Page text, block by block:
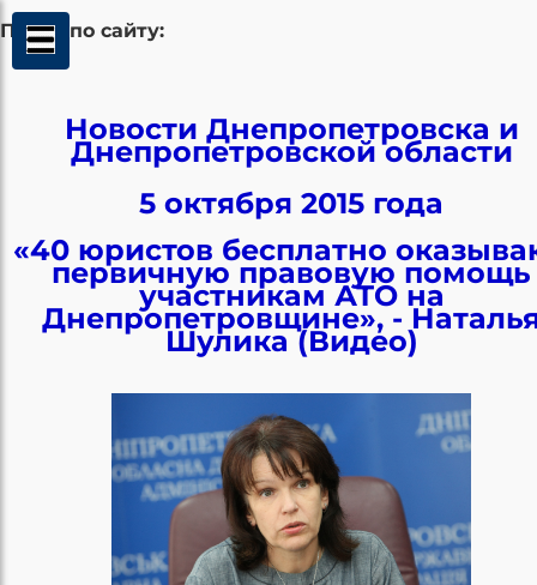
Поиск по сайту:
Новости Днепропетровска и
Днепропетровской области
5 октября 2015 года
«40 юристов бесплатно
первичную правовую помощь
участникам АТО на
Днепропетровщине», -
Шулика (Видео)